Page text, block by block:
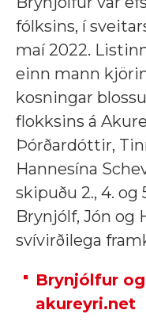
fólksins, í
maí 2022.
einn mann
kosningar
flokksins á
Þórðardóttir,
Hannesína
skipuðu 2., 4.
Brynjólf, Jón og
svívirðilega
Brynjólfur
akureyri.net